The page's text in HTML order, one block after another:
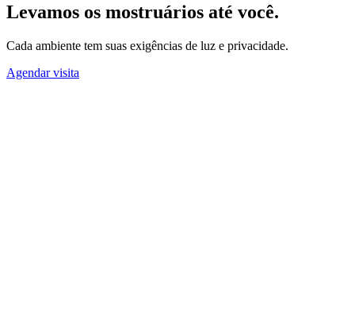
Levamos os mostruários até você.
Cada ambiente tem suas exigências de luz e privacidade.
Agendar visita